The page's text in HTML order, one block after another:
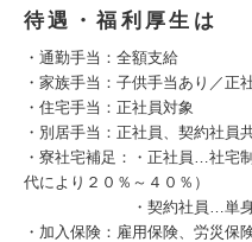
待遇・福利厚生は
・通勤手当：全額支給
・家族手当：子供手当あり／正
・住宅手当：正社員対象
・別居手当：正社員、契約社員
・寮社宅補足：・正社員…社
代により２０％～４０％）
・契約社員…単身赴任
・加入保険：雇用保険、労災保